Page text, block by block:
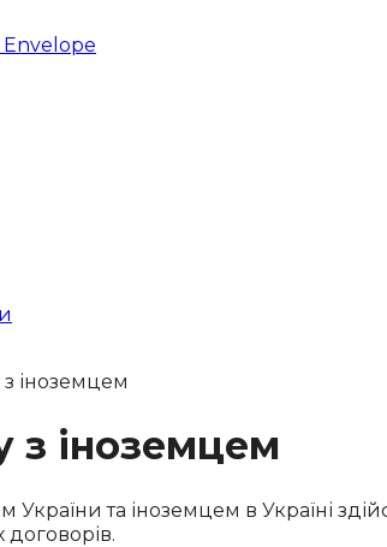
Envelope
іноземцем
з іноземцем
та іноземцем в Україні
договорів.